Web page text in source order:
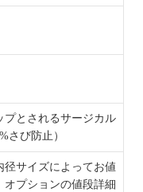
プとされるサージカル
さび防止）
径サイズによってお値
プションの値段詳細